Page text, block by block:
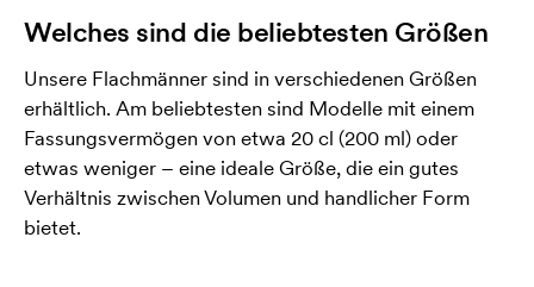
Welches sind die beliebtesten Größen
Unsere Flachmänner sind in verschiedenen Größen
erhältlich. Am beliebtesten sind Modelle mit einem
Fassungsvermögen von etwa 20 cl (200 ml) oder
etwas weniger – eine ideale Größe, die ein gutes
Verhältnis zwischen Volumen und handlicher Form
bietet.